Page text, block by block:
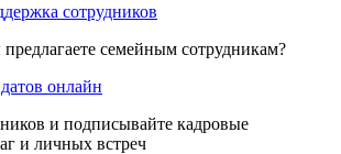
сотрудников
семейным сотрудникам?
онлайн
и подписывайте кадровые
и личных встреч